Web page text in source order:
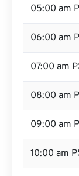
05:00 am
06:00 am
07:00 am
08:00 am
09:00 am
10:00 am